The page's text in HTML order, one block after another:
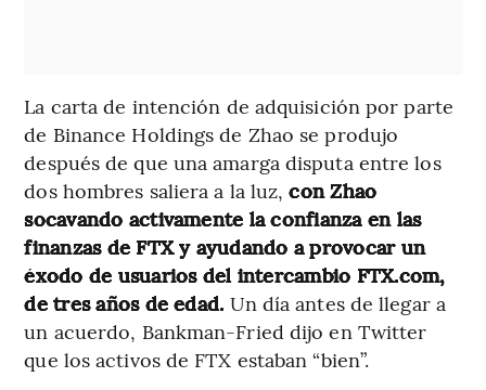
La carta de intención de adquisición por parte
de Binance Holdings de Zhao se produjo
después de que una amarga disputa entre los
dos hombres saliera a la luz,con Zhao
socavando activamente la confianza en las
finanzas de FTX y ayudando a provocar un
éxodo de usuarios del intercambio FTX.com,
de tres años de edad. Un día antes de llegar a
un acuerdo, Bankman-Fried dijo en Twitter
que los activos de FTX estaban “bien”.